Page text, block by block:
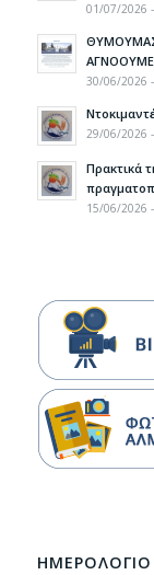
01/07/2026
30/06/2026
29/06/2026
Πρακτικά
15/06/2026
ΗΜΕΡΟΛΟΓΙΟ